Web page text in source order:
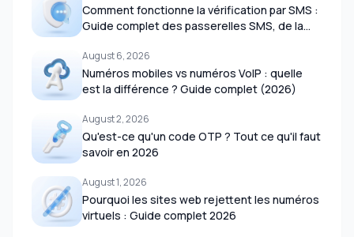
Comment fonctionne la vérification par SMS :
Guide complet des passerelles SMS, de la
August 6, 2026
Numéros mobiles vs numéros VoIP : quelle
est la différence ? Guide complet (2026)
August 2, 2026
Qu'est-ce qu'un code OTP ? Tout ce qu'il faut
savoir en 2026
August 1, 2026
Pourquoi les sites web rejettent les numéros
virtuels : Guide complet 2026